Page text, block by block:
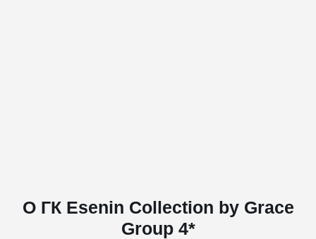
О ГК Esenin Collection by Grace
Group 4*